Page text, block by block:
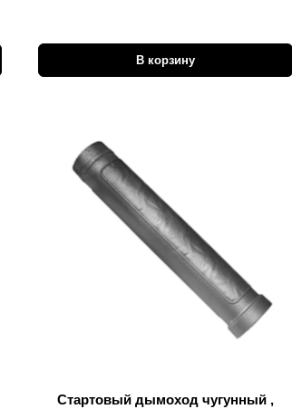
В корзину
Стартовый дымоход чугунный ,